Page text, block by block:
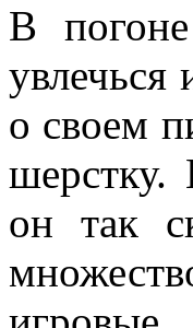
В
о своем
шерстку.
он так